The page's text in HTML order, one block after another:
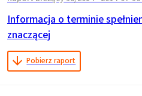
Informacja o terminie
znaczącej
Pobierz raport